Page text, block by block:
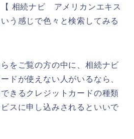
相続ナビ アメリカンエキス
う感じで色々と検索してみる
をご覧の方の中に、相続ナビ
ドが使えない人がいるなら、
きるクレジットカードの種類
スに申し込みされるといいで